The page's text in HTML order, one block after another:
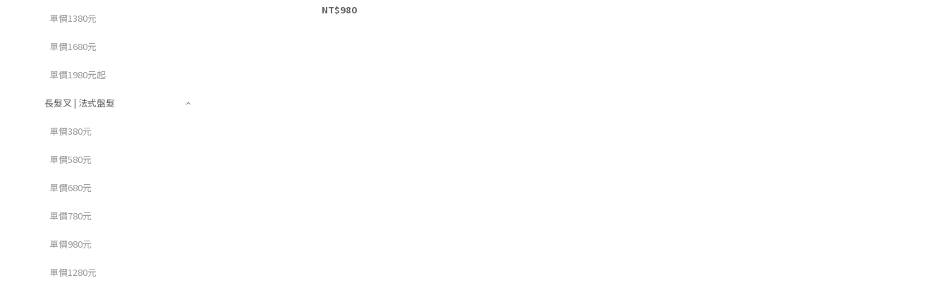
單價1380元
單價1680元
單價1980元起
長髮叉 | 法式盤髮
單價380元
單價580元
單價680元
單價780元
單價980元
單價1280元
NT$980